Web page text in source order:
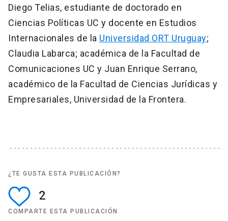
Diego Telias, estudiante de doctorado en
Ciencias Políticas UC y docente en Estudios
Internacionales de la Universidad ORT Uruguay;
Claudia Labarca; académica de la Facultad de
Comunicaciones UC y Juan Enrique Serrano,
académico de la Facultad de Ciencias Jurídicas y
Empresariales, Universidad de la Frontera.
¿TE GUSTA ESTA PUBLICACIÓN?
2
COMPARTE ESTA PUBLICACIÓN